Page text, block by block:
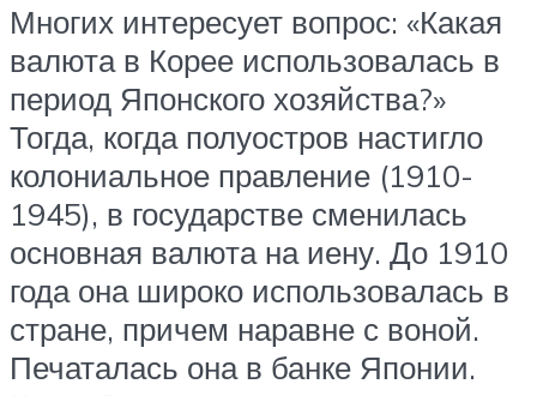
Многих интересует вопрос: «Какая
валюта в Корее использовалась в
период Японского хозяйства?»
Тогда, когда полуостров настигло
колониальное правление (1910-
1945), в государстве сменилась
основная валюта на иену. До 1910
года она широко использовалась в
стране, причем наравне с воной.
Печаталась она в банке Японии.